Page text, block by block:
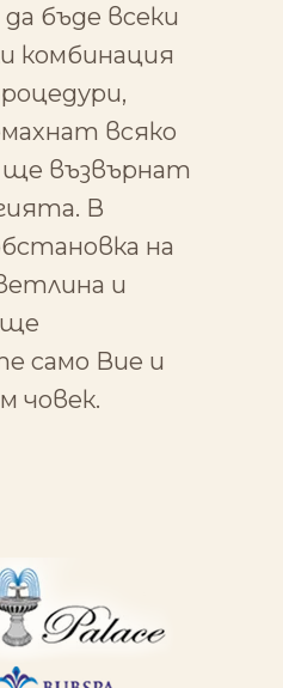
бъде всеки
комбинация
всяко
ще възвърнат
В
на
и
ще
само Вие и
човек.